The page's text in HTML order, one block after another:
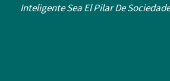
Inteligente Sea El Pilar De